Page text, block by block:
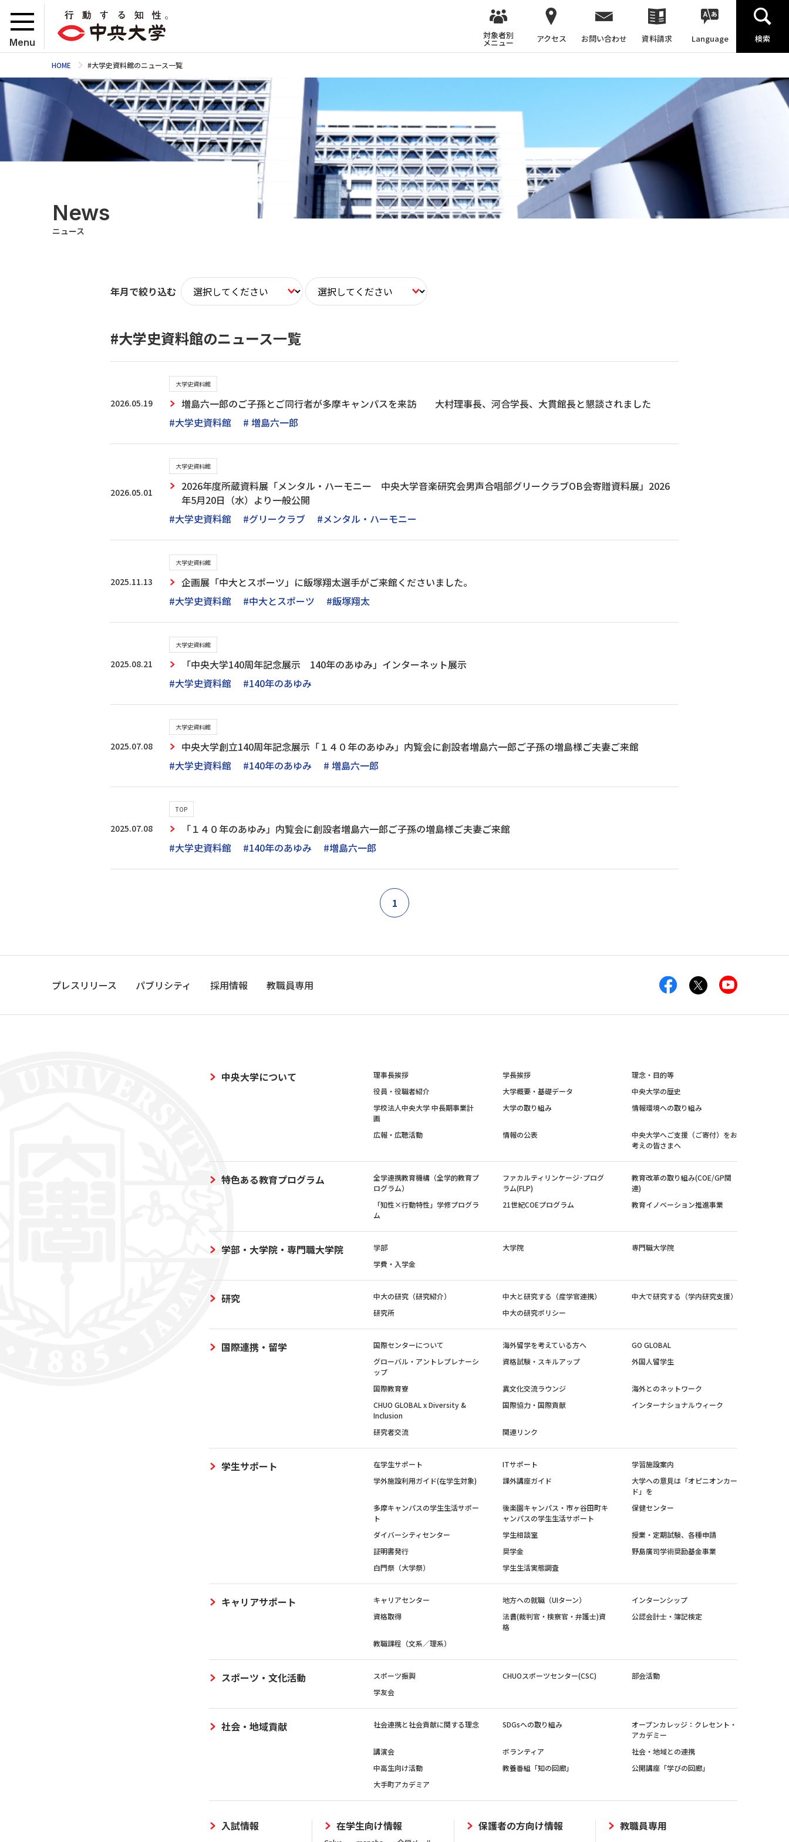
Menu
対象者別
メニュー アクセス お問い合わせ 資料請求 Language 検索
HOME #大学史資料館のニュース一覧
News
ニュース
年月で絞り込む
#大学史資料館のニュース一覧
2026.05.19
大学史資料館
増島六一郎のご子孫とご同行者が多摩キャンパスを来訪 大村理事長、河合学長、大貫館長と懇談されました
#大学史資料館
# 増島六一郎
2026.05.01
大学史資料館
2026年度所蔵資料展「メンタル・ハーモニー 中央大学音楽研究会男声合唱部グリークラブOB会寄贈資料展」2026
年5月20日（水）より一般公開
#大学史資料館
#グリークラブ #メンタル・ハーモニー
2025.11.13
大学史資料館
企画展「中大とスポーツ」に飯塚翔太選手がご来館くださいました。
#大学史資料館
#中大とスポーツ #飯塚翔太
2025.08.21
大学史資料館
「中央大学140周年記念展示 140年のあゆみ」インターネット展示
#大学史資料館
#140年のあゆみ
2025.07.08
大学史資料館
中央大学創立140周年記念展示「１４０年のあゆみ」内覧会に創設者増島六一郎ご子孫の増島様ご夫妻ご来館
#大学史資料館
#140年のあゆみ # 増島六一郎
2025.07.08
TOP
「１４０年のあゆみ」内覧会に創設者増島六一郎ご子孫の増島様ご夫妻ご来館
#大学史資料館
#140年のあゆみ #増島六一郎
1
プレスリリース パブリシティ 採用情報 教職員専用
中央大学について 理事長挨拶 学長挨拶
理念・目的等
役員・役職者紹介
大学概要・基礎データ
中央大学の歴史
学校法人中央大学 中長期事業計
画
大学の取り組み 情報環境への取り組み
広報・広聴活動 情報の公表
中央大学へご支援（ご寄付）をお
考えの皆さまへ
特色ある教育プログラム
全学連携教育機構（全学的教育プ
ログラム）
ファカルティリンケージ･プログ
ラム(FLP)
教育改革の取り組み(COE/GP関
連)
「知性×行動特性」学修プログラ
ム
21世紀COEプログラム 教育イノベーション推進事業
学部・大学院・専門職大学院 学部 大学院
専門職大学院
学費・入学金
研究 中大の研究（研究紹介） 中大と研究する（産学官連携）
中大で研究する（学内研究支援）
研究所
中大の研究ポリシー
国際連携・留学 国際センターについて 海外留学を考えている方へ
GO GLOBAL
グローバル・アントレプレナーシ
ップ
資格試験・スキルアップ 外国人留学生
国際教育寮 異文化交流ラウンジ
海外とのネットワーク
CHUO GLOBAL x Diversity &
Inclusion
国際協力・国際貢献 インターナショナルウィーク
研究者交流 関連リンク
学生サポート 在学生サポート ITサポート
学習施設案内
学外施設利用ガイド(在学生対象)
課外講座ガイド
大学への意見は「オピニオンカー
ド」を
多摩キャンパスの学生生活サポー
ト
後楽園キャンパス・市ヶ谷田町キ
ャンパスの学生生活サポート
保健センター
ダイバーシティセンター 学生相談室
授業・定期試験、各種申請
証明書発行
奨学金
野島廣司学術奨励基金事業
白門祭（大学祭）
学生生活実態調査
キャリアサポート キャリアセンター 地方への就職（UIターン）
インターンシップ
資格取得
法曹(裁判官・検察官・弁護士)資
格
公認会計士・簿記検定
教職課程（文系／理系）
スポーツ・文化活動 スポーツ振興 CHUOスポーツセンター(CSC)
部会活動
学友会
社会・地域貢献 社会連携と社会貢献に関する理念 SDGsへの取り組み
オープンカレッジ：クレセント・
アカデミー
講演会
ボランティア
社会・地域との連携
中高生向け活動
教養番組「知の回廊」
公開講座「学びの回廊」
大手町アカデミア
入試情報 在学生向け情報 保護者の方向け情報 教職員専用